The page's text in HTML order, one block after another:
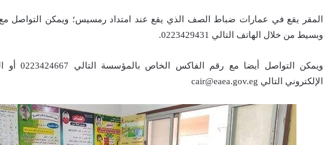
المقر يقع في عمارات ضباط الصف الذي يقع عند امتداد رمسيس؛ ويمكن التواصل
وبسيط من خلال الهاتف التالي 0223429431.
ويمكن التواصل
الإلكتروني التالي cair@eaea.gov.eg